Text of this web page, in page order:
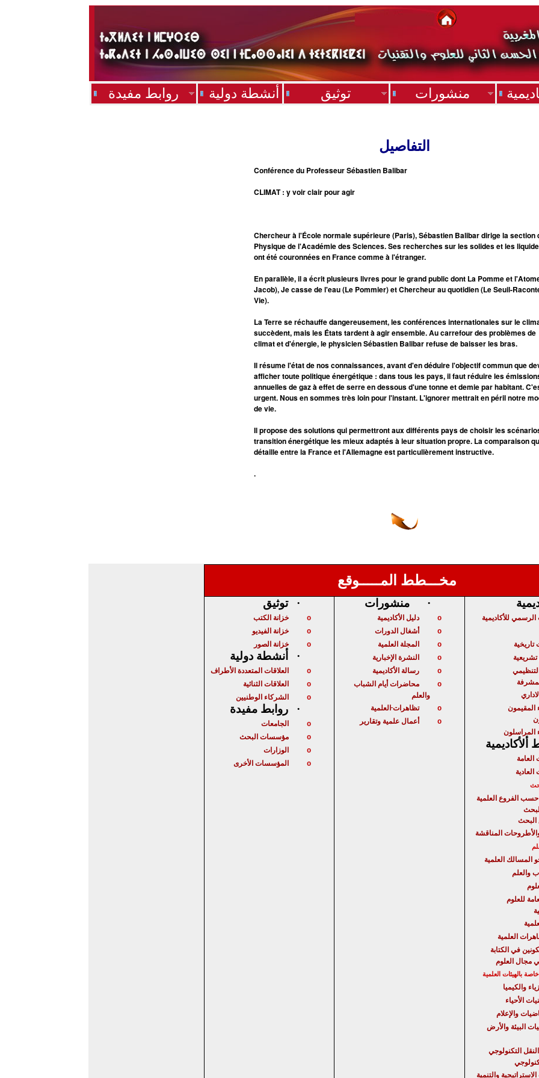
روابط مفيدة أنشطة دولية توثيق منشورات
التفاصيل
Conférence du Professeur Sébastien Balibar
CLIMAT : y voir clair pour agir
Chercheur à l'École normale supérieure (Paris), Sébastien Balibar dirige la section
Physique de l'Académie des Sciences. Ses recherches sur les solides et les
ont été couronnées en France comme à l'étranger.
En parallèle, il a écrit plusieurs livres pour le grand public dont La Pomme et
Jacob), Je casse de l'eau (Le Pommier) et Chercheur au quotidien (Le Seuil-
Vie).
La Terre se réchauffe dangereusement, les conférences internationales sur le
succèdent, mais les États tardent à agir ensemble. Au carrefour des problèmes de
climat et d'énergie, le physicien Sébastien Balibar refuse de baisser les bras.
Il résume l'état de nos connaissances, avant d'en déduire l'objectif commun que
afficher toute politique énergétique : dans tous les pays, il faut réduire les
annuelles de gaz à effet de serre en dessous d'une tonne et demie par habitant.
urgent. Nous en sommes très loin pour l'instant. L'ignorer mettrait en péril notre
de vie.
Il propose des solutions qui permettront aux différents pays de choisir les
transition énergétique les mieux adaptés à leur situation propre. La comparaison
détaille entre la France et l'Allemagne est particulièrement instructive.
.
مخـــطط المـــــوقع
· توثيق
o خزانة الكتب
o خزانة الفيديو
o خزانة الصور
· أنشطة دولية
o العلاقات المتعددة الأطراف
o العلاقات الثنائية
o الشركاء الوطنيين
· روابط مفيدة
o الجامعات
o مؤسسات البحث
o الوزارات
o المؤسسات الأخرى
· منشورات
o دليل الأكاديمية
o أشغال الدورات
o المجلة العلمية
o النشرة الإخبارية
o رسالة الأكاديمية
o
محاضرات أيام الشباب
والعلم
o تظاهراتالعلمية
o أعمال علمية وتقارير
للأكاديمية
المقيمون
المراسلون
ألأكاديمية
العامة
حسب الفروع العلمية
البحث
المناقشة
المسالك العلمية
والعلم
للعلوم
العلمية
في الكتابة
مجال العلوم
بالهيئات العلمية
والكيميا
الأحياء
والإعلام
البيئة والأرض
التكنولوجي
والتنمية